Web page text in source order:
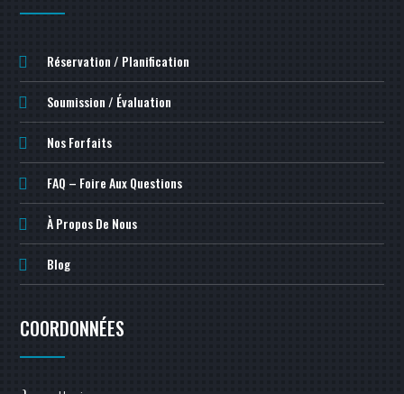
Réservation / Planification
Soumission / Évaluation
Nos Forfaits
FAQ – Foire Aux Questions
À Propos De Nous
Blog
COORDONNÉES